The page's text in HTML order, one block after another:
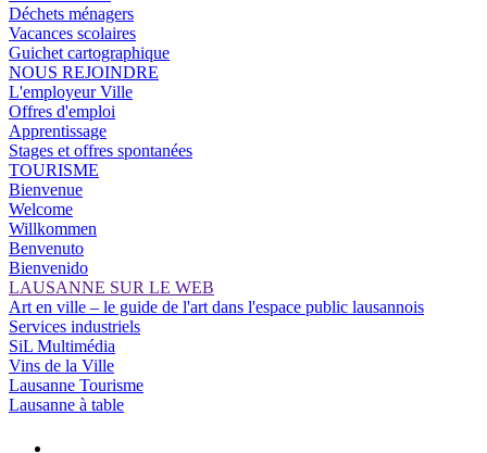
Déchets ménagers
Vacances scolaires
Guichet cartographique
NOUS REJOINDRE
L'employeur Ville
Offres d'emploi
Apprentissage
Stages et offres spontanées
TOURISME
Bienvenue
Welcome
Willkommen
Benvenuto
Bienvenido
LAUSANNE SUR LE WEB
Art en ville – le guide de l'art dans l'espace public lausannois
Services industriels
SiL Multimédia
Vins de la Ville
Lausanne Tourisme
Lausanne à table